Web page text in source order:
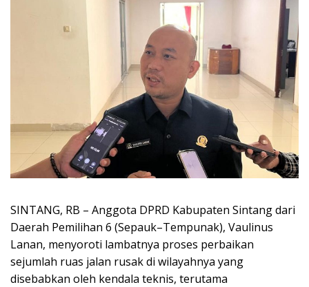
SINTANG, RB – Anggota DPRD Kabupaten Sintang dari
Daerah Pemilihan 6 (Sepauk–Tempunak), Vaulinus
Lanan, menyoroti lambatnya proses perbaikan
sejumlah ruas jalan rusak di wilayahnya yang
disebabkan oleh kendala teknis, terutama